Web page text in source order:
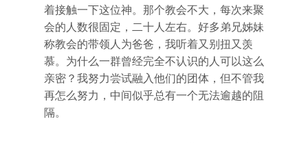
着接触一下这位神。那个教会不大，每次来聚
会的人数很固定，二十人左右。好多弟兄姊妹
称教会的带领人为爸爸，我听着又别扭又羡
慕。为什么一群曾经完全不认识的人可以这么
亲密？我努力尝试融入他们的团体，但不管我
再怎么努力，中间似乎总有一个无法逾越的阻
隔。